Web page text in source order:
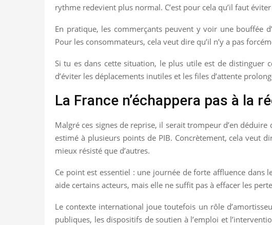
rythme redevient plus normal. C’est pour cela qu’il faut
En pratique, les commerçants peuvent y voir une bouffée
Pour les consommateurs, cela veut dire qu’il n’y a pas
Si tu es dans cette situation, le plus utile est de distinguer
d’éviter les déplacements inutiles et les files d’attente
La France n’échappera pas à la
Malgré ces signes de reprise, il serait trompeur d’en
estimé à plusieurs points de PIB. Concrètement, cela veut
mieux résisté que d’autres.
Ce point est essentiel : une journée de forte affluence dans
aide certains acteurs, mais elle ne suffit pas à effacer les
Le contexte international joue toutefois un rôle
publiques, les dispositifs de soutien à l’emploi et